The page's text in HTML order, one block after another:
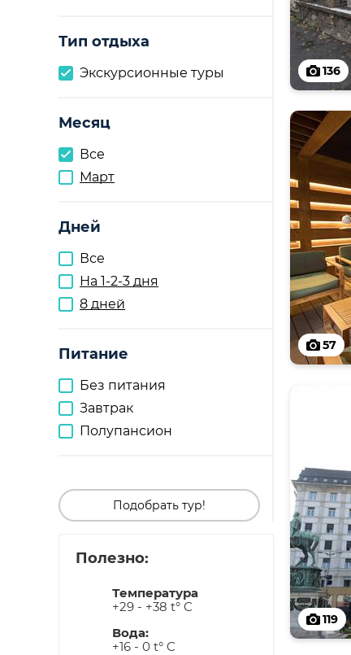
Тип отдыха
Экскурсионные туры
Месяц
Все
Март
Дней
Все
На 1-2-3 дня
8 дней
Питание
Без питания
Завтрак
Полупансион
Подобрать тур!
Полезно:
Температура
+29 - +38 t° C
Вода:
+16 - 0 t° C
136
57
119